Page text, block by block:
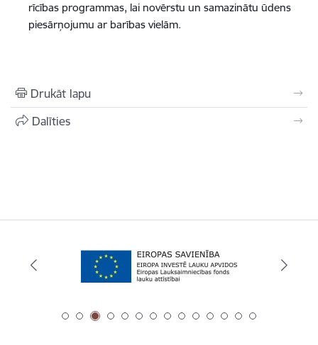
rīcības programmas, lai novērstu un samazinātu ūdens
piesārņojumu ar barības vielām.
Drukāt lapu
Dalīties